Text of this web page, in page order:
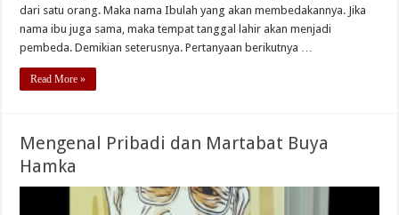
dari satu orang. Maka nama Ibulah yang akan membedakannya. Jika
nama ibu juga sama, maka tempat tanggal lahir akan menjadi
pembeda. Demikian seterusnya. Pertanyaan berikutnya …
Read More »
Mengenal Pribadi dan Martabat Buya
Hamka